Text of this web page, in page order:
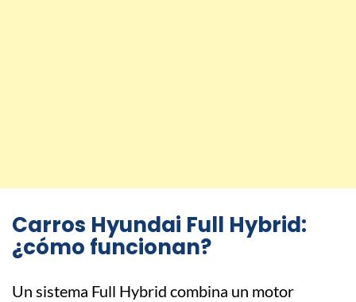
Carros Hyundai Full Hybrid:
¿cómo funcionan?
Un sistema Full Hybrid combina un motor